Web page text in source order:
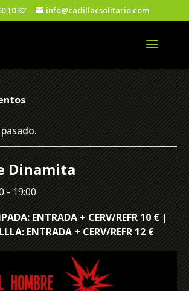
10 32 info@cadillacsolitario.com
Dinamita
-19:00
ENTRADA + CERV/REFR 10 € |
ENTRADA + CERV/REFR 12 €